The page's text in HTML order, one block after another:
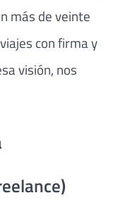
más de veinte
con firma y
visión, nos